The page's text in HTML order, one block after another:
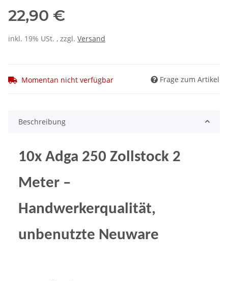
22,90 €
inkl. 19% USt. , zzgl. Versand
Momentan nicht verfügbar Frage zum Artikel
Beschreibung
10x Adga 250 Zollstock 2
Meter –
Handwerkerqualität,
unbenutzte Neuware